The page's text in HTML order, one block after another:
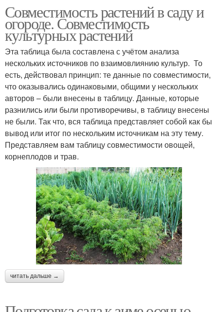
Совместимость растений в саду и
огороде. Совместимость
культурных растений
Эта таблица была составлена с учётом анализа
нескольких источников по взаимовлиянию культур. То
есть, действовал принцип: те данные по совместимости,
что оказывались одинаковыми, общими у нескольких
авторов – были внесены в таблицу. Данные, которые
разнились или были противоречивы, в таблицу внесены
не были. Так что, вся таблица представляет собой как бы
вывод или итог по нескольким источникам на эту тему.
Представляем вам таблицу совместимости овощей,
корнеплодов и трав.
читать дальше →